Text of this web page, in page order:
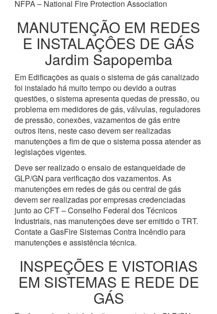
NFPA – National Fire Protection Association
MANUTENÇÃO EM REDES
E INSTALAÇÔES DE GÁS
Jardim Sapopemba
Em Edificações as quais o sistema de gás canalizado
foi instalado há muito tempo ou devido a outras
questões, o sistema apresenta quedas de pressão, ou
problema em medidores de gás, válvulas, reguladores
de pressão, conexões, vazamentos de gás entre
outros itens, neste caso devem ser realizadas
manutenções a fim de que o sistema possa atender as
legislações vigentes.
Deve ser realizado o ensaio de estanqueidade de
GLP/GN para verificação dos vazamentos. As
manutenções em redes de gás ou central de gás
devem ser realizadas por empresas credenciadas
junto ao CFT – Conselho Federal dos Técnicos
Industriais, nas manutenções deve ser emitido o TRT.
Contate a GasFire Sistemas Contra Incêndio para
manutenções e assistência técnica.
INSPEÇÕES E VISTORIAS
EM SISTEMAS E REDE DE
GÁS